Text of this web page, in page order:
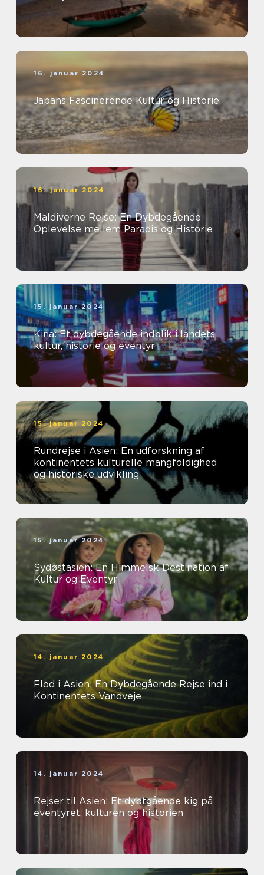
16. januar 2024
Japans Fascinerende Kultur og Historie
16. januar 2024
Maldiverne Rejse: En Dybdegående
Oplevelse mellem Paradis og Historie
15. januar 2024
Kina: Et dybdegående indblik i landets
kultur, historie og eventyr
15. januar 2024
Rundrejse i Asien: En udforskning af
kontinentets kulturelle mangfoldighed
og historiske udvikling
15. januar 2024
Sydøstasien: En Himmelsk Destination af
Kultur og Eventyr
14. januar 2024
Flod i Asien: En Dybdegående Rejse ind i
Kontinentets Vandveje
14. januar 2024
Rejser til Asien: Et dybtgående kig på
eventyret, kulturen og historien